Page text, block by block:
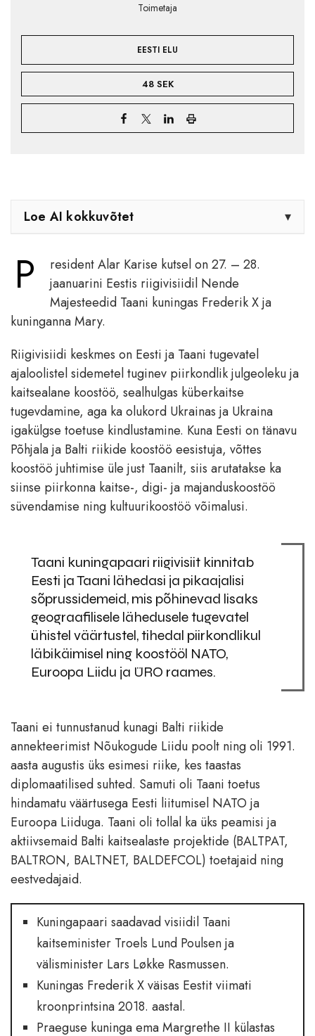
Toimetaja
EESTI ELU
48 SEK
Loe AI kokkuvõtet ▾
P
resident Alar Karise kutsel on 27. – 28.
jaanuarini Eestis riigivisiidil Nende
Majesteedid Taani kuningas Frederik X ja
kuninganna Mary.
Riigivisiidi keskmes on Eesti ja Taani tugevatel
ajaloolistel sidemetel tuginev piirkondlik julgeoleku ja
kaitsealane koostöö, sealhulgas küberkaitse
tugevdamine, aga ka olukord Ukrainas ja Ukraina
igakülgse toetuse kindlustamine. Kuna Eesti on tänavu
Põhjala ja Balti riikide koostöö eesistuja, võttes
koostöö juhtimise üle just Taanilt, siis arutatakse ka
siinse piirkonna kaitse-, digi- ja majanduskoostöö
süvendamise ning kultuurikoostöö võimalusi.
Taani kuningapaari riigivisiit kinnitab
Eesti ja Taani lähedasi ja pikaajalisi
sõprussidemeid, mis põhinevad lisaks
geograafilisele lähedusele tugevatel
ühistel väärtustel, tihedal piirkondlikul
läbikäimisel ning koostööl NATO,
Euroopa Liidu ja ÜRO raames.
Taani ei tunnustanud kunagi Balti riikide
annekteerimist Nõukogude Liidu poolt ning oli 1991.
aasta augustis üks esimesi riike, kes taastas
diplomaatilised suhted. Samuti oli Taani toetus
hindamatu väärtusega Eesti liitumisel NATO ja
Euroopa Liiduga. Taani oli tollal ka üks peamisi ja
aktiivsemaid Balti kaitsealaste projektide (BALTPAT,
BALTRON, BALTNET, BALDEFCOL) toetajaid ning
eestvedajaid.
Kuningapaari saadavad visiidil Taani
kaitseminister Troels Lund Poulsen ja
välisminister Lars Løkke Rasmussen.
Kuningas Frederik X väisas Eestit viimati
kroonprintsina 2018. aastal.
Praeguse kuninga ema Margrethe II külastas